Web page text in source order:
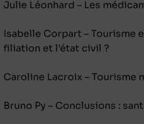
Julie Léonhard – Les
Isabelle Corpart – Tourisme
filiation et l’état civil ?
Caroline Lacroix –
Bruno Py – Conclusions :